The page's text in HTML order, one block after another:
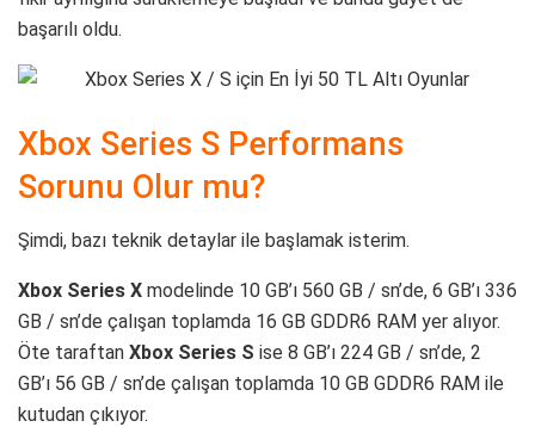
başarılı oldu.
Xbox Series S Performans
Sorunu Olur mu?
Şimdi, bazı teknik detaylar ile başlamak isterim.
Xbox Series X modelinde 10 GB’ı 560 GB / sn’de, 6 GB’ı 336
GB / sn’de çalışan toplamda 16 GB GDDR6 RAM yer alıyor.
Öte taraftan Xbox Series S ise 8 GB’ı 224 GB / sn’de, 2
GB’ı 56 GB / sn’de çalışan toplamda 10 GB GDDR6 RAM ile
kutudan çıkıyor.